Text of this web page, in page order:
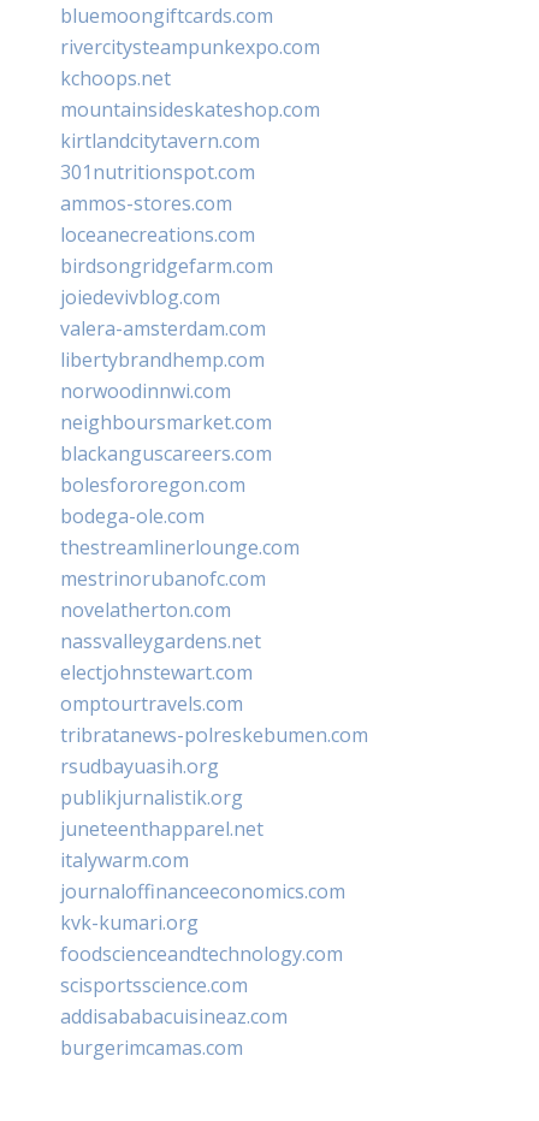
bluemoongiftcards.com
rivercitysteampunkexpo.com
kchoops.net
mountainsideskateshop.com
kirtlandcitytavern.com
301nutritionspot.com
ammos-stores.com
loceanecreations.com
birdsongridgefarm.com
joiedevivblog.com
valera-amsterdam.com
libertybrandhemp.com
norwoodinnwi.com
neighboursmarket.com
blackanguscareers.com
bolesfororegon.com
bodega-ole.com
thestreamlinerlounge.com
mestrinorubanofc.com
novelatherton.com
nassvalleygardens.net
electjohnstewart.com
omptourtravels.com
tribratanews-polreskebumen.com
rsudbayuasih.org
publikjurnalistik.org
juneteenthapparel.net
italywarm.com
journaloffinanceeconomics.com
kvk-kumari.org
foodscienceandtechnology.com
scisportsscience.com
addisababacuisineaz.com
burgerimcamas.com